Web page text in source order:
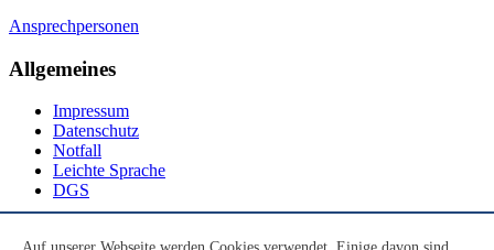
Ansprechpersonen
Allgemeines
Impressum
Datenschutz
Notfall
Leichte Sprache
DGS